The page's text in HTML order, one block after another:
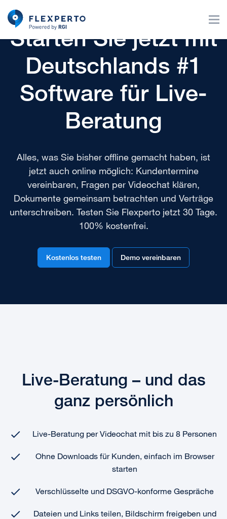
Starten Sie jetzt mit
Deutschlands #1
Software für Live-
Beratung
Alles, was Sie bisher offline gemacht haben, ist
jetzt auch online möglich: Kundentermine
vereinbaren, Fragen per Videochat klären,
Dokumente gemeinsam betrachten und Verträge
unterschreiben. Testen Sie Flexperto jetzt 30 Tage.
100% kostenfrei.
Kostenlos testen Demo vereinbaren
Live-Beratung – und das
ganz persönlich
Live-Beratung per Videochat mit bis zu 8 Personen
Ohne Downloads für Kunden, einfach im Browser
starten
Verschlüsselte und DSGVO-konforme Gespräche
Dateien und Links teilen, Bildschirm freigeben und